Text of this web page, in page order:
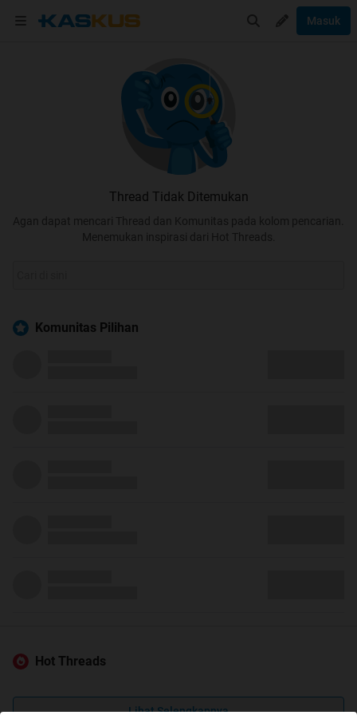
Masuk
Thread Tidak Ditemukan
Agan dapat mencari Thread dan Komunitas pada kolom pencarian.
Menemukan inspirasi dari Hot Threads.
Komunitas Pilihan
Hot Threads
Lihat Selengkapnya